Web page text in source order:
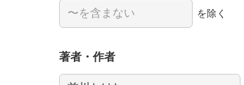
を除く
著者・作者